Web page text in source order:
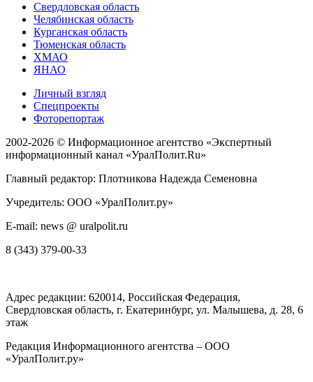
Свердловская область
Челябинская область
Курганская область
Тюменская область
ХМАО
ЯНАО
Личный взгляд
Спецпроекты
Фоторепортаж
2002-2026 © Информационное агентство «Экспертный
информационный канал «УралПолит.Ru»
Главный редактор: Плотникова Надежда Семеновна
Учредитель: ООО «УралПолит.ру»
E-mail: news @ uralpolit.ru
8 (343) 379-00-33
Адрес редакции: 620014, Российская Федерация,
Свердловская область, г. Екатеринбург, ул. Малышева, д. 28, 6
этаж
Редакция Информационного агентства – ООО
«УралПолит.ру»